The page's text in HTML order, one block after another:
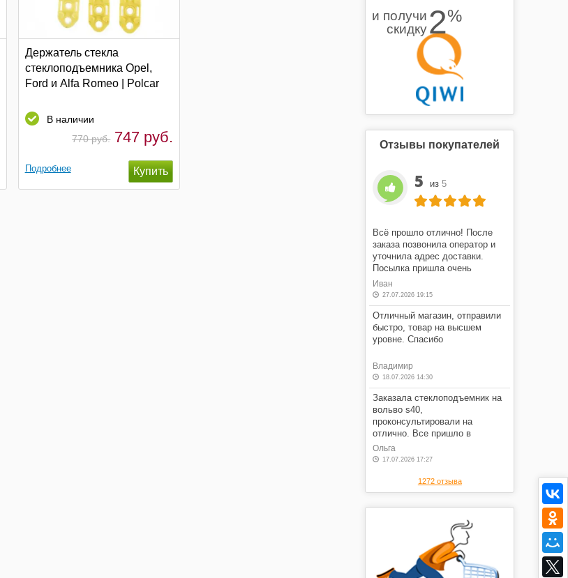
Держатель стекла
стеклоподъемника Opel,
Ford и Alfa Romeo | Polcar
В наличии
770 руб. 747 руб.
Подробнее
и получи
скидку2%
Отзывы покупателей
5 из5
Всё прошло отлично! После
заказа позвонила оператор и
уточнила адрес доставки.
Посылка пришла очень
быстро! Я очень доволен этим
магазином.
Иван
27.07.2026 19:15
Отличный магазин, отправили
быстро, товар на высшем
уровне. Спасибо
Владимир
18.07.2026 14:30
Заказала стеклоподъемник на
вольво s40,
проконсультировали на
отлично. Все пришло в
оговоренные сроки, в отличном
состоянии, по оговоренной
Ольга
17.07.2026 17:27
1272 отзыва